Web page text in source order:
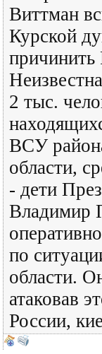
Виттман
Курской
причинить
2 тыс.
ВСУ
области,
- дети
Владимир
по
области.
атаковав
России,